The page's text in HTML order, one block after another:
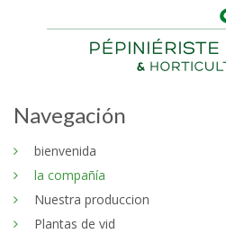
Navegación
bienvenida
la compañía
Nuestra produccion
Plantas de vid